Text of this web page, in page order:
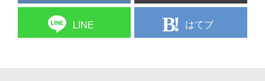
LINE はてブ